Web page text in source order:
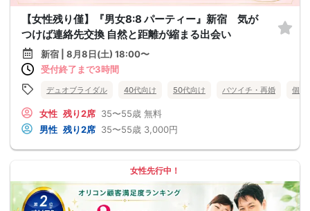
【女性残り僅】『男女8:8 パーティー』新宿 気が
つけば連絡先交換 自然と距離が縮まる出会い
新宿 | 8月8日(土) 18:00〜
受付終了まで3時間
デュオブライダル 40代向け 50代向け バツイチ・再婚 個室
女性 残り2席 35〜55歳 無料
男性 残り2席 35〜55歳 3,000円
女性先行中！